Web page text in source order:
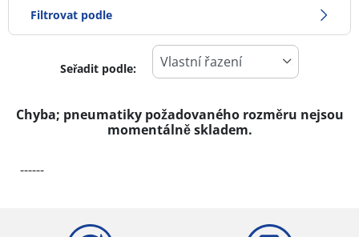
Filtrovat podle
Letní (0)
Seřadit podle:
Chyba; pneumatiky požadovaného rozměru nejsou
momentálně skladem.
------